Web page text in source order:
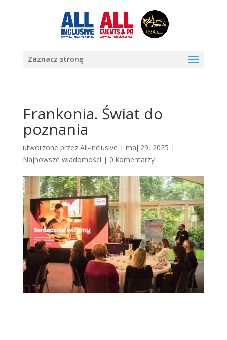
Zaznacz stronę
Frankonia. Świat do
poznania
utworzone przez All-inclusive | maj 29, 2025 |
Najnowsze wiadomości | 0 komentarzy